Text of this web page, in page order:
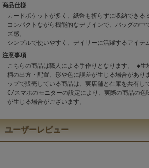
商品仕様
カードポケットが多く、紙幣も折らずに収納できる
コンパクトながら機能的なデザインで、バッグの中
ズ感。
シンプルで使いやすく、デイリーに活躍するアイテム
注意事項
こちらの商品は職人による手作りとなります。 ◆生
柄の出方・配置、形や色に誤差が生じる場合があり
ップで販売している商品は、実店舗と在庫を共有し
C/スマホのモニターの設定により、実際の商品の色
が生じる場合がございます。
ユーザーレビュー